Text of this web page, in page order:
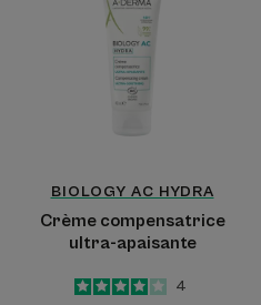
ultra-
apaisante
BIOLOGY AC HYDRA
Crème compensatrice
ultra-apaisante
4
/5
4